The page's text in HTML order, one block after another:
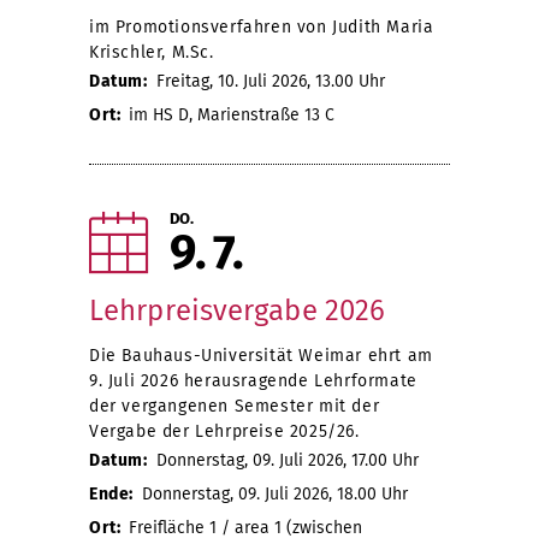
im Promotionsverfahren von Judith Maria
Krischler, M.Sc.
Datum: Freitag, 10. Juli 2026, 13.00 Uhr
Ort: im HS D, Marienstraße 13 C
DO.
9 7
Lehrpreisvergabe 2026
Die Bauhaus-Universität Weimar ehrt am
9. Juli 2026 herausragende Lehrformate
der vergangenen Semester mit der
Vergabe der Lehrpreise 2025/26.
Datum: Donnerstag, 09. Juli 2026, 17.00 Uhr
Ende: Donnerstag, 09. Juli 2026, 18.00 Uhr
Ort: Freifläche 1 / area 1 (zwischen